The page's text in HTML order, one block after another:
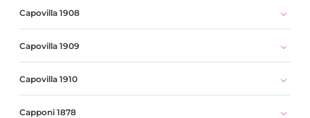
Capovilla 1908
Capovilla 1909
Capovilla 1910
Capponi 1878